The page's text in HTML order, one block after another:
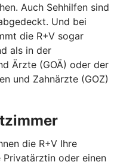
Auch Sehhilfen sind
Und bei
die R+V sogar
als in der
Ärzte (GOÄ) oder der
und Zahnärzte (GOZ)
die R+V Ihre
oder einen